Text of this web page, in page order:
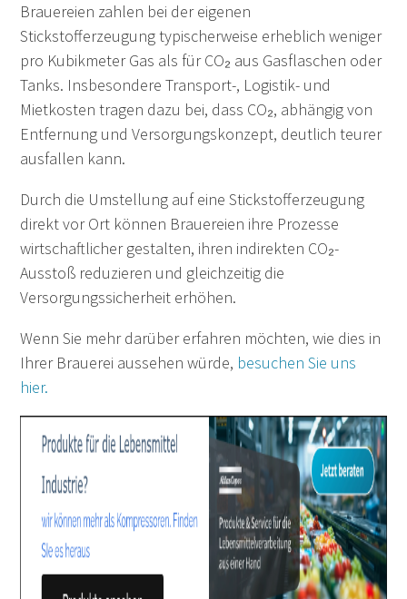
Brauereien zahlen bei der eigenen
Stickstofferzeugung typischerweise erheblich weniger
pro Kubikmeter Gas als für CO₂ aus Gasflaschen oder
Tanks. Insbesondere Transport-, Logistik- und
Mietkosten tragen dazu bei, dass CO₂, abhängig von
Entfernung und Versorgungskonzept, deutlich teurer
ausfallen kann.
Durch die Umstellung auf eine Stickstofferzeugung
direkt vor Ort können Brauereien ihre Prozesse
wirtschaftlicher gestalten, ihren indirekten CO₂-
Ausstoß reduzieren und gleichzeitig die
Versorgungssicherheit erhöhen.
Wenn Sie mehr darüber erfahren möchten, wie dies in
Ihrer Brauerei aussehen würde, besuchen Sie uns
hier.